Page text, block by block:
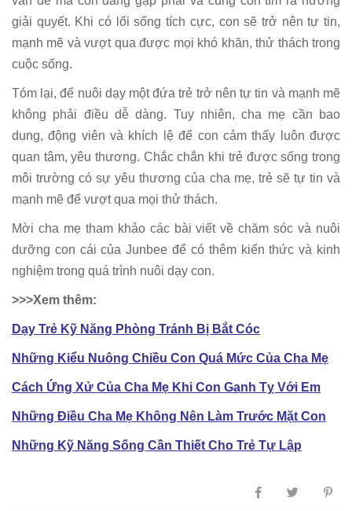
giải quyết. Khi có lối sống tích cực, con sẽ trở nên tự tin,
mạnh mẽ và vượt qua được mọi khó khăn, thử thách trong
cuộc sống.
Tóm lại, để nuôi dạy một đứa trẻ trở nên tự tin và mạnh mẽ
không phải điều dễ dàng. Tuy nhiên, cha mẹ cần bao
dung, động viên và khích lệ để con cảm thấy luôn được
quan tâm, yêu thương. Chắc chắn khi trẻ được sống trong
môi trường có sự yêu thương của cha mẹ, trẻ sẽ tự tin và
mạnh mẽ để vượt qua mọi thử thách.
Mời cha mẹ tham khảo các bài viết về chăm sóc và nuôi
dưỡng con cái của Junbee để có thêm kiến thức và kinh
nghiệm trong quá trình nuôi dạy con.
>>>Xem thêm:
Dạy Trẻ Kỹ Năng Phòng Tránh Bị Bắt Cóc
Những Kiểu Nuông Chiều Con Quá Mức Của Cha Mẹ
Cách Ứng Xử Của Cha Mẹ Khi Con Ganh Tỵ Với Em
Những Điều Cha Mẹ Không Nên Làm Trước Mặt Con
Những Kỹ Năng Sống Cần Thiết Cho Trẻ Tự Lập